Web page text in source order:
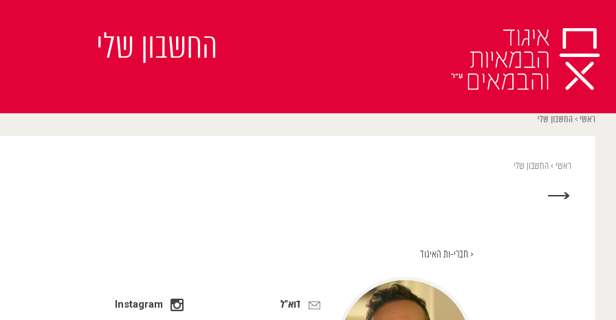
החשבון שלי
ראשי > החשבון שלי
ראשי > החשבון שלי
→
< חברי-ות האיגוד
דוא"ל Instagram